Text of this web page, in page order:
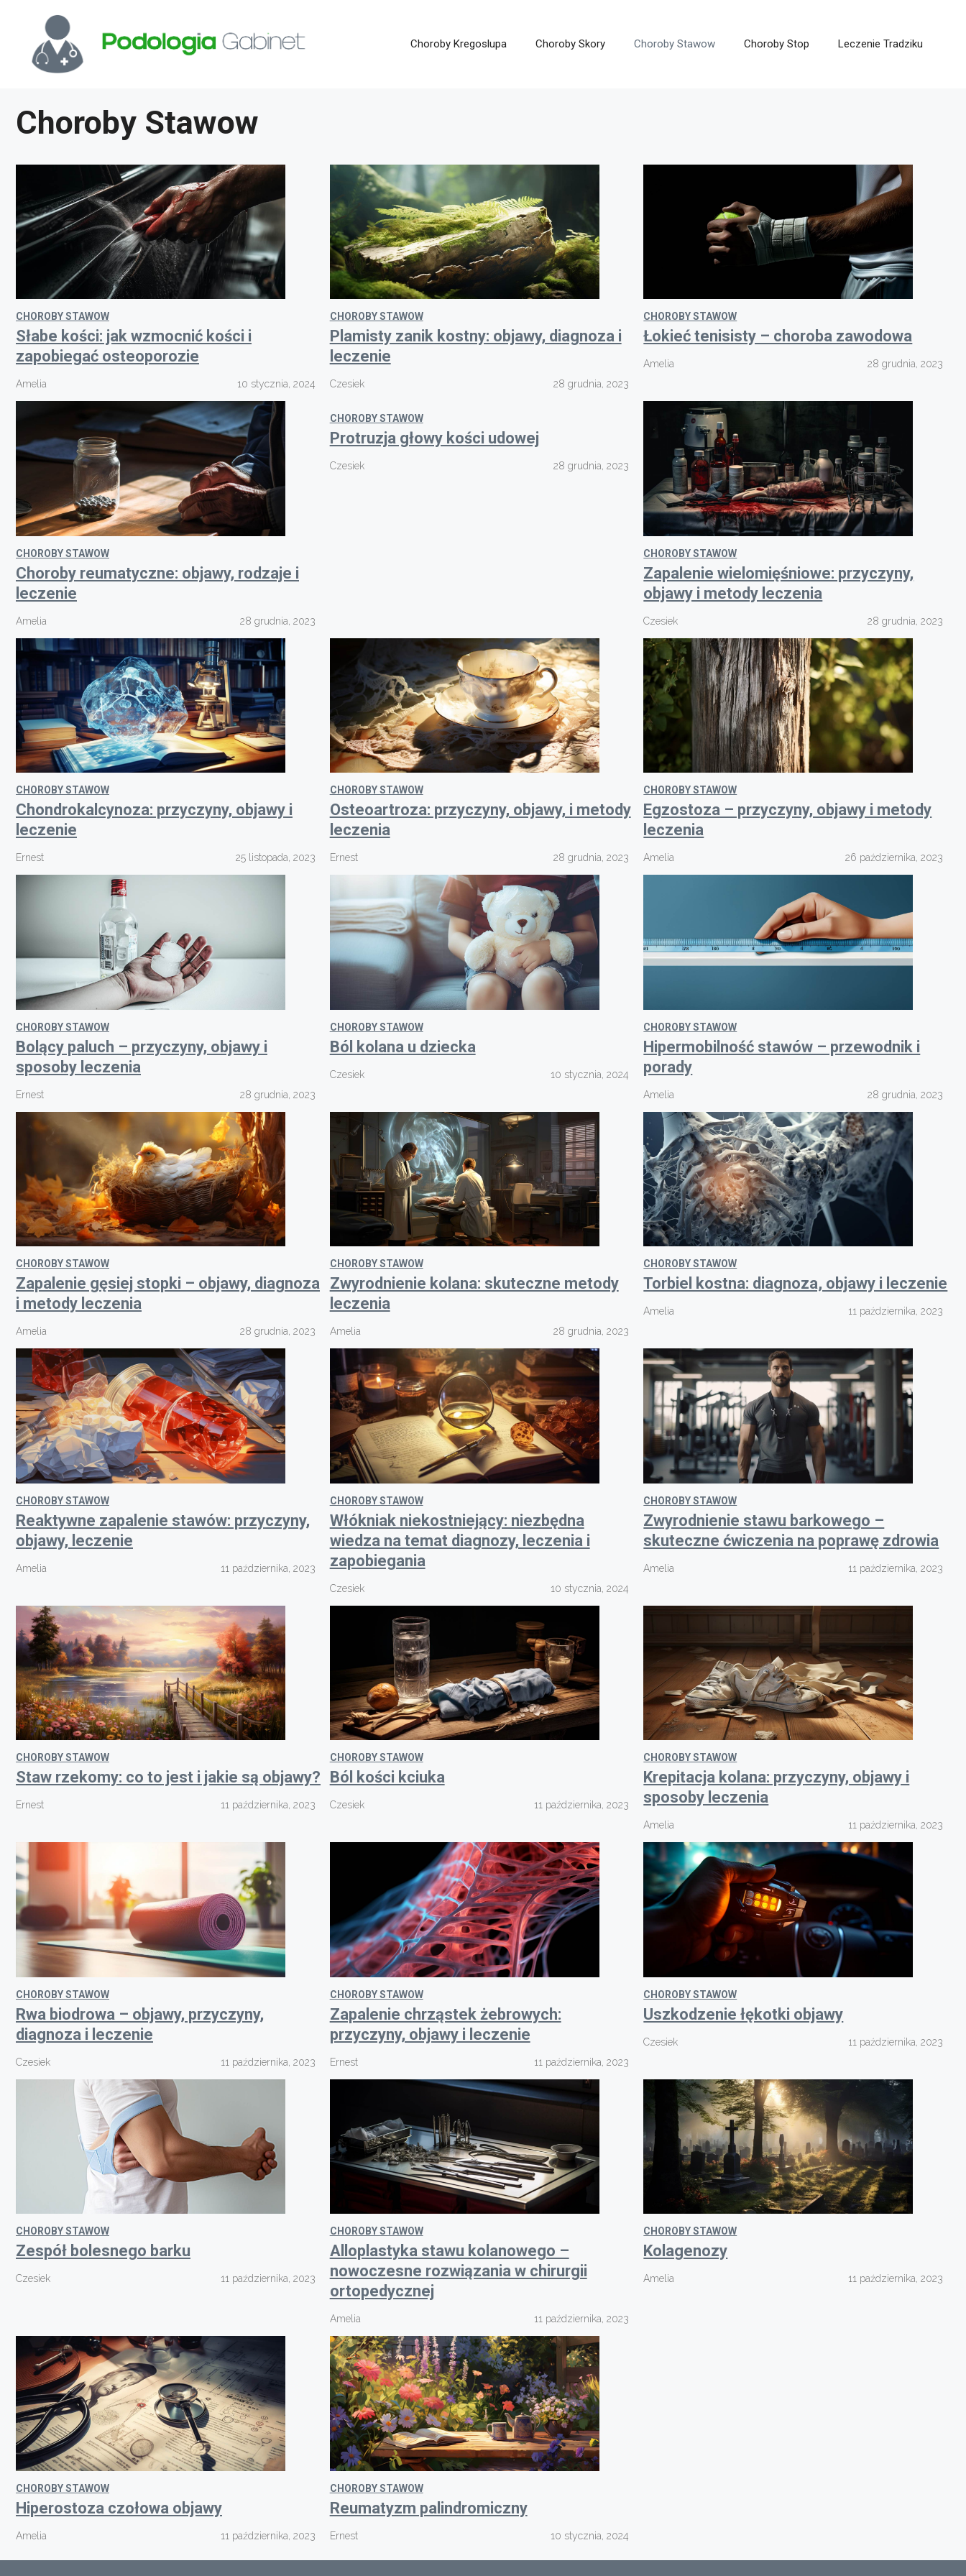
Choroby Kregoslupa Choroby Skory Choroby Stawow Choroby Stop Leczenie Tradziku
Choroby Stawow
CHOROBY STAWOW
Słabe kości: jak wzmocnić kości i
zapobiegać osteoporozie
Amelia 10 stycznia, 2024
CHOROBY STAWOW
Plamisty zanik kostny: objawy, diagnoza i
leczenie
Czesiek 28 grudnia, 2023
CHOROBY STAWOW
Łokieć tenisisty – choroba zawodowa
Amelia 28 grudnia, 2023
CHOROBY STAWOW
Choroby reumatyczne: objawy, rodzaje i
leczenie
Amelia 28 grudnia, 2023
CHOROBY STAWOW
Protruzja głowy kości udowej
Czesiek 28 grudnia, 2023
CHOROBY STAWOW
Zapalenie wielomięśniowe: przyczyny,
objawy i metody leczenia
Czesiek 28 grudnia, 2023
CHOROBY STAWOW
Chondrokalcynoza: przyczyny, objawy i
leczenie
Ernest 25 listopada, 2023
CHOROBY STAWOW
Osteoartroza: przyczyny, objawy, i metody
leczenia
Ernest 28 grudnia, 2023
CHOROBY STAWOW
Egzostoza – przyczyny, objawy i metody
leczenia
Amelia 26 października, 2023
CHOROBY STAWOW
Bolący paluch – przyczyny, objawy i
sposoby leczenia
Ernest 28 grudnia, 2023
CHOROBY STAWOW
Ból kolana u dziecka
Czesiek 10 stycznia, 2024
CHOROBY STAWOW
Hipermobilność stawów – przewodnik i
porady
Amelia 28 grudnia, 2023
CHOROBY STAWOW
Zapalenie gęsiej stopki – objawy, diagnoza
i metody leczenia
Amelia 28 grudnia, 2023
CHOROBY STAWOW
Zwyrodnienie kolana: skuteczne metody
leczenia
Amelia 28 grudnia, 2023
CHOROBY STAWOW
Torbiel kostna: diagnoza, objawy i leczenie
Amelia 11 października, 2023
CHOROBY STAWOW
Reaktywne zapalenie stawów: przyczyny,
objawy, leczenie
Amelia 11 października, 2023
CHOROBY STAWOW
Włókniak niekostniejący: niezbędna
wiedza na temat diagnozy, leczenia i
zapobiegania
Czesiek 10 stycznia, 2024
CHOROBY STAWOW
Zwyrodnienie stawu barkowego –
skuteczne ćwiczenia na poprawę zdrowia
Amelia 11 października, 2023
CHOROBY STAWOW
Staw rzekomy: co to jest i jakie są objawy?
Ernest 11 października, 2023
CHOROBY STAWOW
Ból kości kciuka
Czesiek 11 października, 2023
CHOROBY STAWOW
Krepitacja kolana: przyczyny, objawy i
sposoby leczenia
Amelia 11 października, 2023
CHOROBY STAWOW
Rwa biodrowa – objawy, przyczyny,
diagnoza i leczenie
Czesiek 11 października, 2023
CHOROBY STAWOW
Zapalenie chrząstek żebrowych:
przyczyny, objawy i leczenie
Ernest 11 października, 2023
CHOROBY STAWOW
Uszkodzenie łękotki objawy
Czesiek 11 października, 2023
CHOROBY STAWOW
Zespół bolesnego barku
Czesiek 11 października, 2023
CHOROBY STAWOW
Alloplastyka stawu kolanowego –
nowoczesne rozwiązania w chirurgii
ortopedycznej
Amelia 11 października, 2023
CHOROBY STAWOW
Kolagenozy
Amelia 11 października, 2023
CHOROBY STAWOW
Hiperostoza czołowa objawy
Amelia 11 października, 2023
CHOROBY STAWOW
Reumatyzm palindromiczny
Ernest 10 stycznia, 2024